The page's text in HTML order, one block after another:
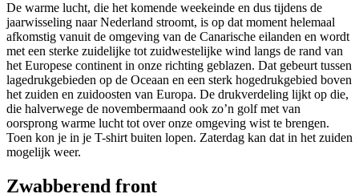
De warme lucht, die het komende weekeinde en dus tijdens de
jaarwisseling naar Nederland stroomt, is op dat moment helemaal
afkomstig vanuit de omgeving van de Canarische eilanden en wordt
met een sterke zuidelijke tot zuidwestelijke wind langs de rand van
het Europese continent in onze richting geblazen. Dat gebeurt tussen
lagedrukgebieden op de Oceaan en een sterk hogedrukgebied boven
het zuiden en zuidoosten van Europa. De drukverdeling lijkt op die,
die halverwege de novembermaand ook zo’n golf met van
oorsprong warme lucht tot over onze omgeving wist te brengen.
Toen kon je in je T-shirt buiten lopen. Zaterdag kan dat in het zuiden
mogelijk weer.
Zwabberend front